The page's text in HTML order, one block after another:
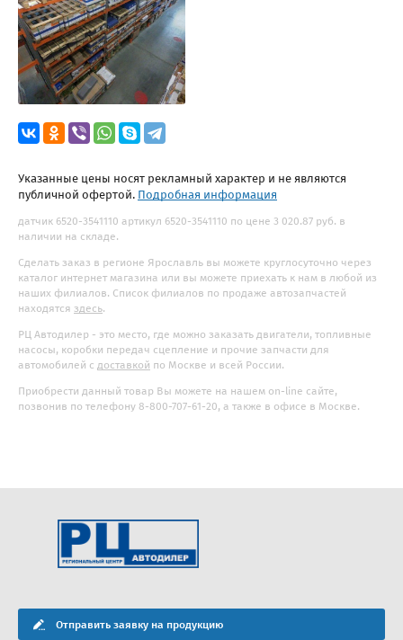
Указанные цены носят рекламный характер и не являются
публичной офертой. Подробная информация
датчик 6520-3541110 артикул 6520-3541110 по цене 3 020.87 руб. в
наличии на складе.
Сделать заказ в регионе Ярославль вы можете круглосуточно через
каталог интернет магазина или вы можете приехать к нам в любой из
наших филиалов. Список филиалов по продаже автозапчастей
находятся здесь.
РЦ Автодилер - это место, где можно заказать двигатели, топливные
насосы, коробки передач сцепление и прочие запчасти для
автомобилей с доставкой по Москве и всей России.
Приобрести данный товар Вы можете на нашем on-line сайте,
позвонив по телефону 8-800-707-61-20, а также в офисе в Москве.
Отправить заявку на продукцию